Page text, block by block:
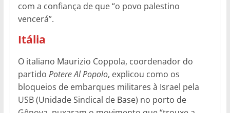
com a confiança de que “o povo palestino
vencerá”.
Itália
O italiano Maurizio Coppola, coordenador do
partido Potere Al Popolo, explicou como os
bloqueios de embarques militares à Israel pela
USB (Unidade Sindical de Base) no porto de